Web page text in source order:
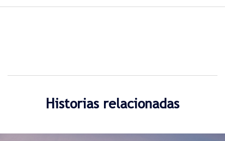
Historias relacionadas